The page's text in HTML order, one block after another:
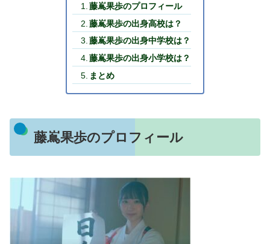
藤嶌果歩のプロフィール
藤嶌果歩の出身高校は？
藤嶌果歩の出身中学校は？
藤嶌果歩の出身小学校は？
まとめ
藤嶌果歩のプロフィール